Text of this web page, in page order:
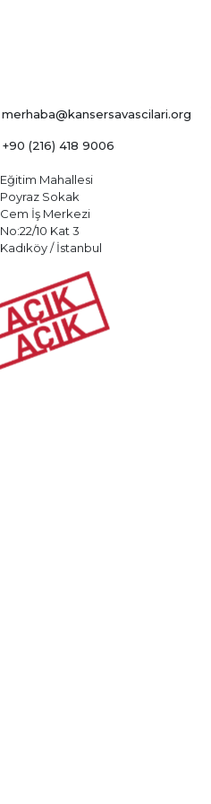
merhaba@kansersavascilari.org
+90 (216) 418 9006
Eğitim Mahallesi
Poyraz Sokak
Cem İş Merkezi
No:22/10 Kat 3
Kadıköy / İstanbul